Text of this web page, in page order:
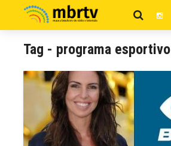
Tag - programa esportivo